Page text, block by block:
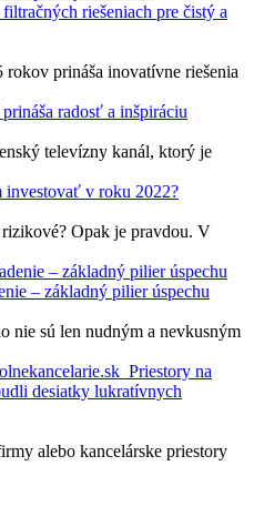
riešeniach pre čistý a
prináša inovatívne riešenia
radosť a inšpiráciu
televízny kanál, ktorý je
investovať v roku 2022?
Opak je pravdou. V
– základný pilier úspechu
nie sú len nudným a nevkusným
Priestory na
desiatky lukratívnych
alebo kancelárske priestory